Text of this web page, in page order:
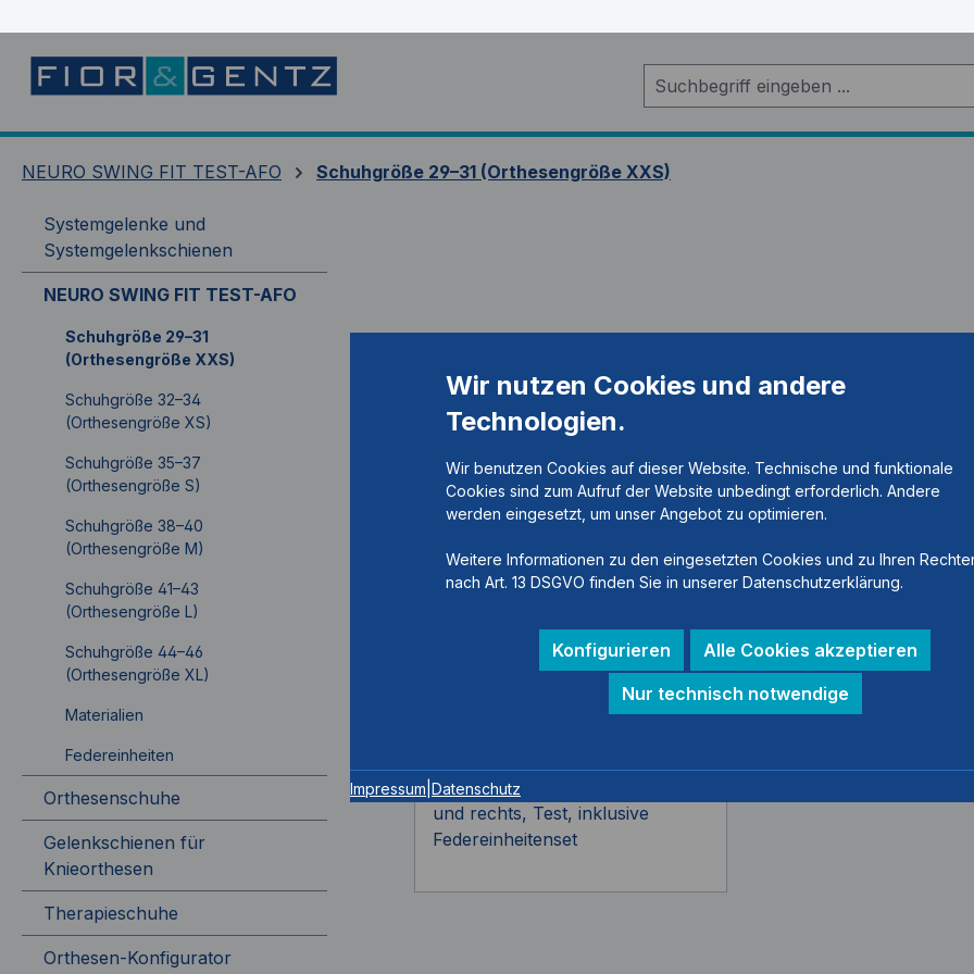
NEURO SWING FIT TEST-AFO Schuhgröße 29–31 (Orthesengröße XXS)
Systemgelenke und
Systemgelenkschienen
NEURO SWING FIT TEST-AFO
Schuhgröße 29–31
(Orthesengröße XXS)
Schuhgröße 32–34
(Orthesengröße XS)
Schuhgröße 35–37
(Orthesengröße S)
Schuhgröße 38–40
(Orthesengröße M)
Schuhgröße 41–43
(Orthesengröße L)
Schuhgröße 44–46
(Orthesengröße XL)
Materialien
Federeinheiten
Orthesenschuhe
Gelenkschienen für
Knieorthesen
Therapieschuhe
Orthesen-Konfigurator
Artikelnummer:AC5202-XXS/LR
14mm, Größe XXS (29-31), links
und rechts, Test, inklusive
Federeinheitenset
Wir nutzen Cookies und andere
Technologien.
Wir benutzen Cookies auf dieser Website. Technische und funktionale
Cookies sind zum Aufruf der Website unbedingt erforderlich. Andere
werden eingesetzt, um unser Angebot zu optimieren.
Weitere Informationen zu den eingesetzten Cookies und zu Ihren
nach Art. 13 DSGVO finden Sie in unserer Datenschutzerklärung.
Konfigurieren
Alle Cookies akzeptieren
Nur technisch notwendige
Impressum Datenschutz